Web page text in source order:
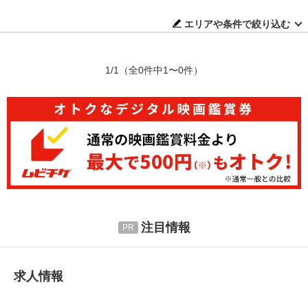
エリアや条件で絞り込む
1/1 （全0件中1〜0件）
注目情報
求人情報